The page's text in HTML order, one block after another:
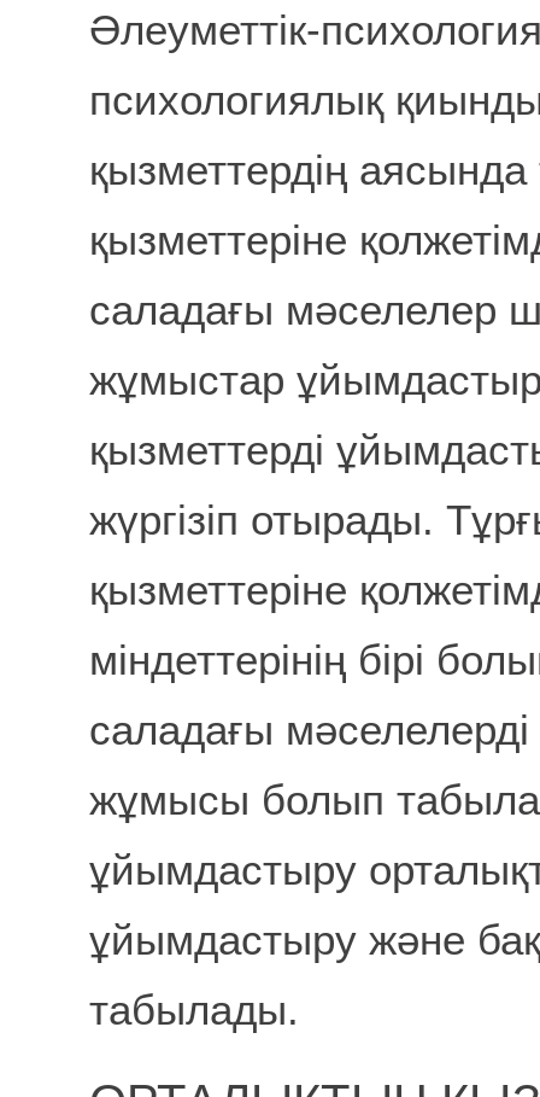
Әлеуметтік-
психологиялық
қызметтердің
қызметтеріне
саладағы мәселелер
жұмыстар
қызметтерді
жүргізіп отырады.
қызметтеріне
міндеттерінің бірі
саладағы
жұмысы болып
ұйымдастыру
ұйымдастыру және
табылады.